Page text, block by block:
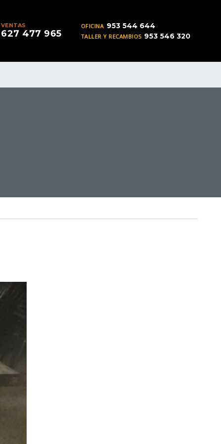
OFICINA 953 544 644
TALLER Y RECAMBIOS 953 546 320
VENTAS
627 477 965